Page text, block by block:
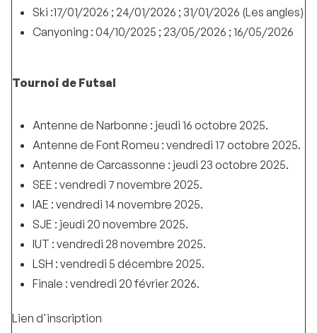
Ski :17/01/2026 ; 24/01/2026 ; 31/01/2026 (Les angles)
Canyoning : 04/10/2025 ; 23/05/2026 ; 16/05/2026
Tournoi de Futsal
Antenne de Narbonne : jeudi 16 octobre 2025.
Antenne de Font Romeu : vendredi 17 octobre 2025.
Antenne de Carcassonne : jeudi 23 octobre 2025.
SEE : vendredi 7 novembre 2025.
IAE : vendredi 14 novembre 2025.
SJE : jeudi 20 novembre 2025.
IUT : vendredi 28 novembre 2025.
LSH : vendredi 5 décembre 2025.
Finale : vendredi 20 février 2026.
Lien d'inscription